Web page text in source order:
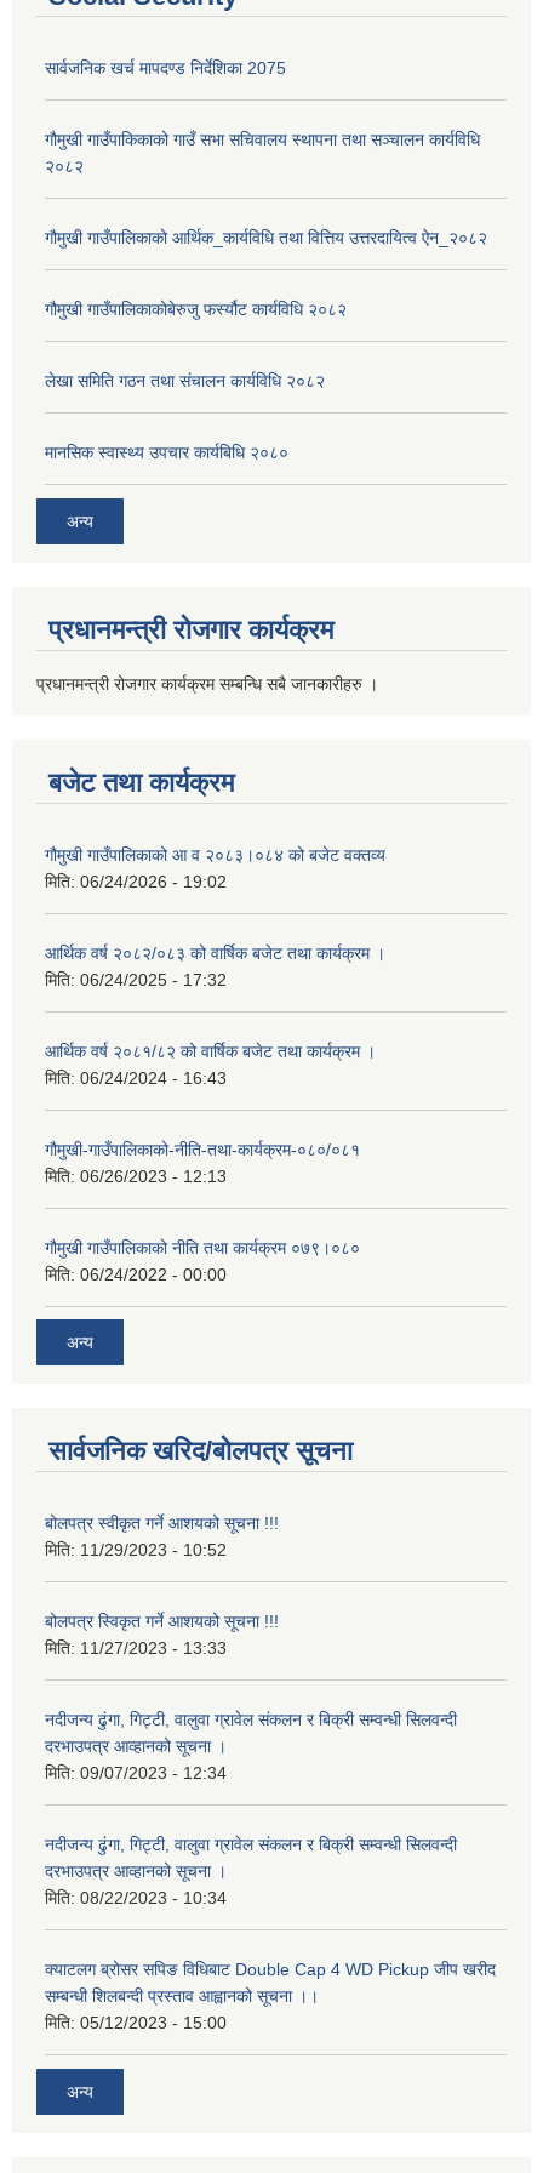
सार्वजनिक खर्च मापदण्ड निर्देशिका 2075
गौमुखी गाउँपाकिकाको गाउँ सभा सचिवालय स्थापना तथा सञ्चालन कार्यविधि
२०८२
गौमुखी गाउँपालिकाको आर्थिक_कार्यविधि तथा वित्तिय उत्तरदायित्व ऐन_२०८२
गौमुखी गाउँपालिकाकोबेरुजु फर्स्यौट कार्यविधि २०८२
लेखा समिति गठन तथा संचालन कार्यविधि २०८२
मानसिक स्वास्थ्य उपचार कार्यबिधि २०८०
अन्य
प्रधानमन्त्री रोजगार कार्यक्रम
प्रधानमन्त्री रोजगार कार्यक्रम सम्बन्धि सबै जानकारीहरु ।
बजेट तथा कार्यक्रम
गौमुखी गाउँपालिकाको आ व २०८३।०८४ को बजेट वक्तव्य
मिति: 06/24/2026 - 19:02
आर्थिक वर्ष २०८२/०८३ को वार्षिक बजेट तथा कार्यक्रम ।
मिति: 06/24/2025 - 17:32
आर्थिक वर्ष २०८१/८२ को वार्षिक बजेट तथा कार्यक्रम ।
मिति: 06/24/2024 - 16:43
गौमुखी-गाउँपालिकाको-नीति-तथा-कार्यक्रम-०८०/०८१
मिति: 06/26/2023 - 12:13
गौमुखी गाउँपालिकाको नीति तथा कार्यक्रम ०७९।०८०
मिति: 06/24/2022 - 00:00
अन्य
सार्वजनिक खरिद/बोलपत्र सूचना
बोलपत्र स्वीकृत गर्ने आशयको सूचना !!!
मिति: 11/29/2023 - 10:52
बोलपत्र स्विकृत गर्ने आशयको सूचना !!!
मिति: 11/27/2023 - 13:33
नदीजन्य ढुंगा, गिट्टी, वालुवा ग्रावेल संकलन र बिक्री सम्वन्धी सिलवन्दी
दरभाउपत्र आव्हानको सूचना ।
मिति: 09/07/2023 - 12:34
नदीजन्य ढुंगा, गिट्टी, वालुवा ग्रावेल संकलन र बिक्री सम्वन्धी सिलवन्दी
दरभाउपत्र आव्हानको सूचना ।
मिति: 08/22/2023 - 10:34
क्याटलग ब्रोसर सपिङ विधिबाट Double Cap 4 WD Pickup जीप खरीद
सम्बन्धी शिलबन्दी प्रस्ताव आह्वानको सूचना ।।
मिति: 05/12/2023 - 15:00
अन्य